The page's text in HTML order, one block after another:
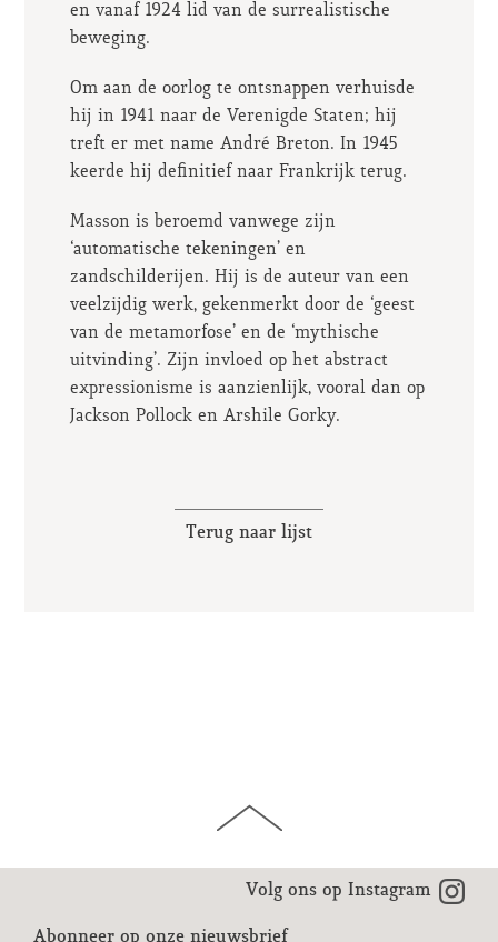
en vanaf 1924 lid van de surrealistische
beweging.
Om aan de oorlog te ontsnappen verhuisde
hij in 1941 naar de Verenigde Staten; hij
treft er met name André Breton. In 1945
keerde hij definitief naar Frankrijk terug.
Masson is beroemd vanwege zijn
‘automatische tekeningen’ en
zandschilderijen. Hij is de auteur van een
veelzijdig werk, gekenmerkt door de ‘geest
van de metamorfose’ en de ‘mythische
uitvinding’. Zijn invloed op het abstract
expressionisme is aanzienlijk, vooral dan op
Jackson Pollock en Arshile Gorky.
Terug naar lijst
Volg ons op Instagram
Abonneer op onze nieuwsbrief